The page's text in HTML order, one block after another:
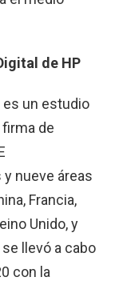
de HP
es un estudio
firma de
nueve áreas
Francia,
Unido, y
llevó a cabo
con la